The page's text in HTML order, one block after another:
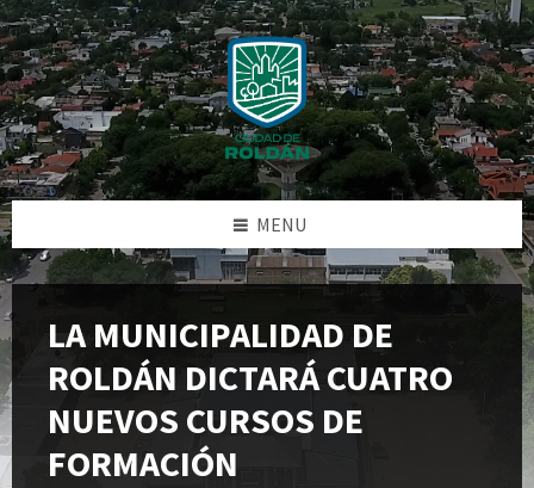
Skip
to
content
Skip
to
left
sidebar
Skip
to
right
sidebar
Skip
to
footer
MENU
LA MUNICIPALIDAD DE
ROLDÁN DICTARÁ CUATRO
NUEVOS CURSOS DE
FORMACIÓN